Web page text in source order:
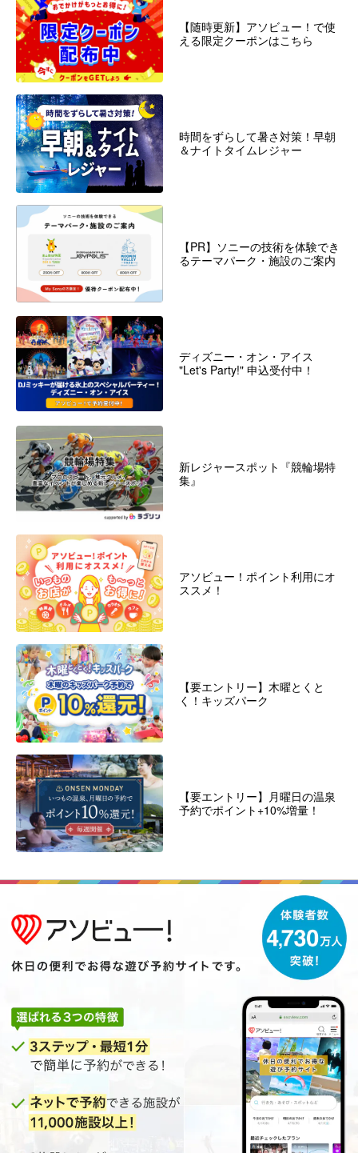
【随時更新】アソビュー！で使
える限定クーポンはこちら
時間をずらして暑さ対策！早朝
＆ナイトタイムレジャー
【PR】ソニーの技術を体験でき
るテーマパーク・施設のご案内
ディズニー・オン・アイス
"Let's Party!" 申込受付中！
新レジャースポット『競輪場特
集』
アソビュー！ポイント利用にオ
ススメ！
【要エントリー】木曜とくと
く！キッズパーク
【要エントリー】月曜日の温泉
予約でポイント+10%増量！